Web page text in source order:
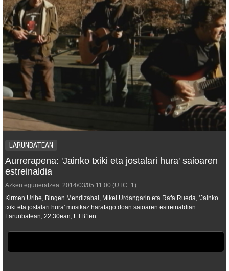
LARUNBATEAN
Aurrerapena: 'Jainko txiki eta jostalari hura' saioaren
estreinaldia
Azken eguneratzea: 2014/03/05 11:00 (UTC+1)
Kirmen Uribe, Bingen Mendizabal, Mikel Urdangarin eta Rafa Rueda, 'Jainko
txiki eta jostalari hura' musikaz haratago doan saioaren estreinaldian.
Larunbatean, 22:30ean, ETB1en.